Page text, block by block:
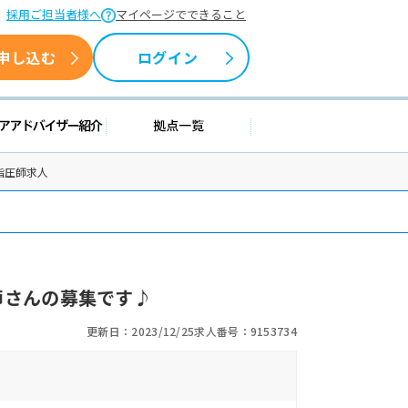
採用ご担当者様へ マイページでできること
し込む ログイン
報 キャリアアドバイザー紹介 拠点一覧
師求人
んの募集です♪
更新日：2023/12/25求人番号：9153734